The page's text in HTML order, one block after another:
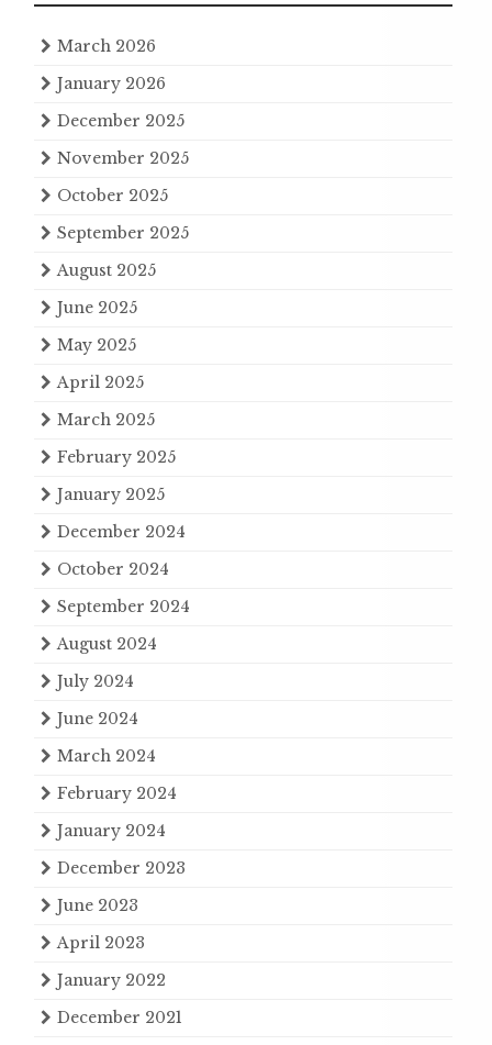
March 2026
January 2026
December 2025
November 2025
October 2025
September 2025
August 2025
June 2025
May 2025
April 2025
March 2025
February 2025
January 2025
December 2024
October 2024
September 2024
August 2024
July 2024
June 2024
March 2024
February 2024
January 2024
December 2023
June 2023
April 2023
January 2022
December 2021